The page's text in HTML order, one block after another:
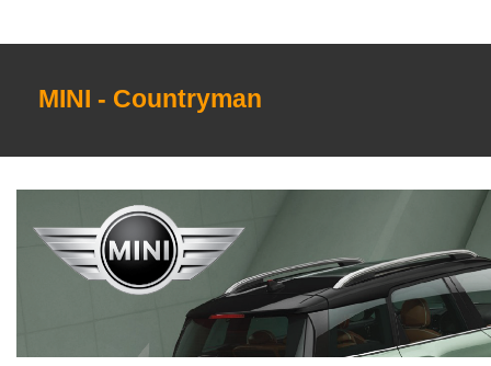
MINI - Countryman